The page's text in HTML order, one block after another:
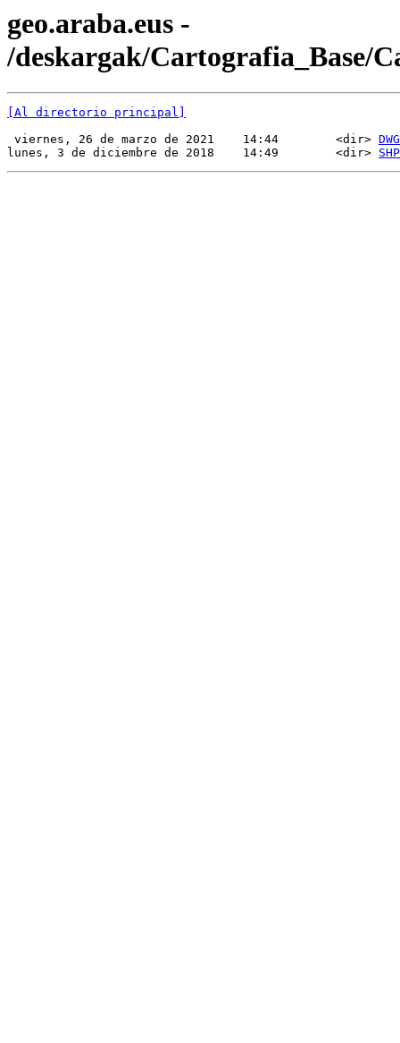
geo.araba.eus -
/deskargak/Cartografia_Base/
[Al directorio principal]
viernes, 26 de marzo de 2021    14:44        <dir>
lunes, 3 de diciembre de 2018    14:49        <dir> SHP